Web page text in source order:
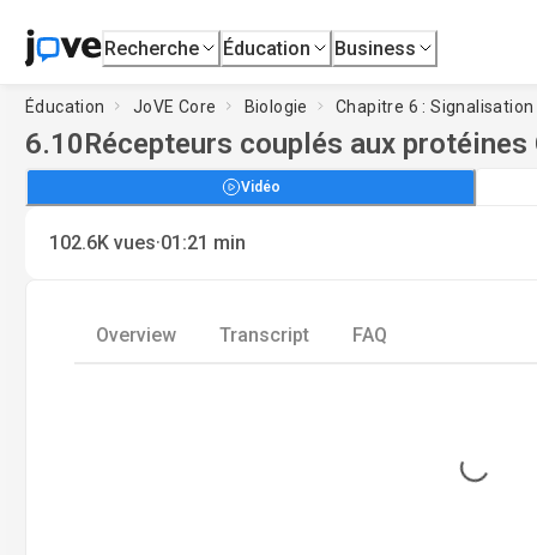
Recherche Éducation Business
Éducation JoVE Core Biologie Chapitre 6 :
6.10Récepteurs couplés aux protéines
Vidéo
102.6K vues·01:21 min
Overview Transcript FAQ
Loading...